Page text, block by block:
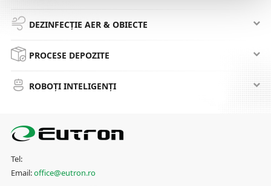
DEZINFECȚIE AER & OBIECTE
PROCESE DEPOZITE
ROBOȚI INTELIGENȚI
Tel:
Email:office@eutron.ro